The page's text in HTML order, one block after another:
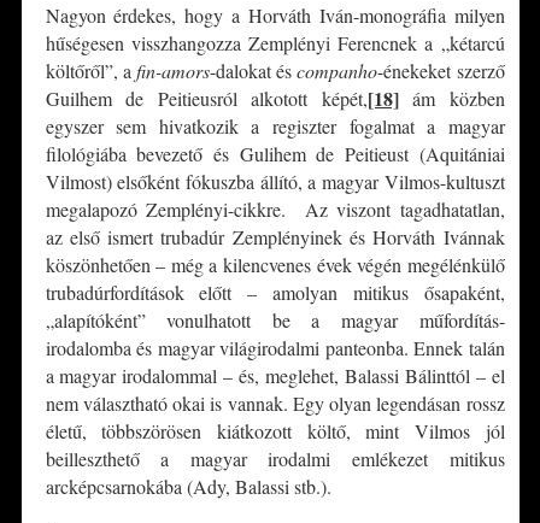
Nagyon érdekes, hogy a Horváth Iván-monográfia milyen
hűségesen visszhangozza Zemplényi Ferencnek a „kétarcú
költőről”, a fin-amors-dalokat éscompanho-énekeket szerző
Guilhem de Peitieusról alkotott képét,[18]ám közben
egyszer sem hivatkozik a regiszter fogalmat a magyar
filológiába bevezető és Gulihem de Peitieust (Aquitániai
Vilmost) elsőként fókuszba állító, a magyar Vilmos-kultuszt
megalapozó Zemplényi-cikkre. Az viszont tagadhatatlan,
az első ismert trubadúr Zemplényinek és Horváth Ivánnak
köszönhetően – még a kilencvenes évek végén megélénkülő
trubadúrfordítások előtt – amolyan mitikus ősapaként,
„alapítóként” vonulhatott be a magyar műfordítás-
irodalomba és magyar világirodalmi panteonba. Ennek talán
a magyar irodalommal – és, meglehet, Balassi Bálinttól – el
nem választható okai is vannak. Egy olyan legendásan rossz
életű, többszörösen kiátkozott költő, mint Vilmos jól
beilleszthető a magyar irodalmi emlékezet mitikus
arcképcsarnokába (Ady, Balassi stb.).